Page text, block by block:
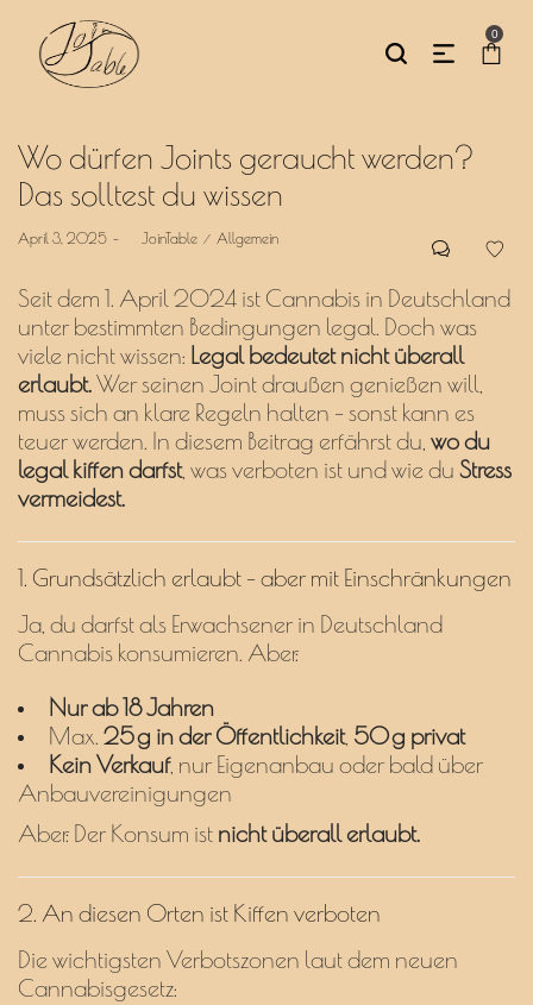
0
Wo dürfen Joints geraucht werden?
Das solltest du wissen
Posted
April 3, 2025 byJoinTable
Posted
Allgemein
Seit dem 1. April 2024 ist Cannabis in Deutschland
unter bestimmten Bedingungen legal. Doch was
viele nicht wissen: Legal bedeutet nicht überall
erlaubt. Wer seinen Joint draußen genießen will,
muss sich an klare Regeln halten – sonst kann es
teuer werden. In diesem Beitrag erfährst du, wo du
legal kiffen darfst, was verboten ist und wie du Stress
vermeidest.
1. Grundsätzlich erlaubt – aber mit Einschränkungen
Ja, du darfst als Erwachsener in Deutschland
Cannabis konsumieren. Aber:
Nur ab 18 Jahren
Max. 25 g in der Öffentlichkeit, 50 g privat
Kein Verkauf, nur Eigenanbau oder bald über
Anbauvereinigungen
Aber: Der Konsum ist nicht überall erlaubt.
2. An diesen Orten ist Kiffen verboten
Die wichtigsten Verbotszonen laut dem neuen
Cannabisgesetz: